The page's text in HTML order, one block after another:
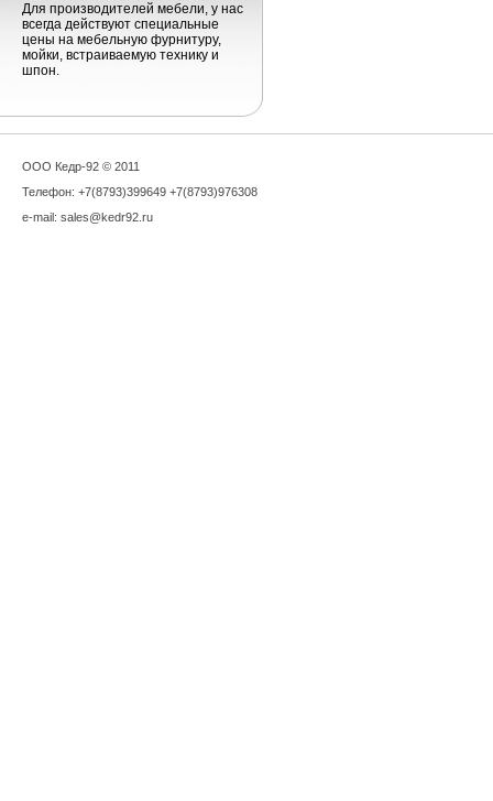
Для производителей мебели, у нас
всегда действуют специальные
цены на мебельную фурнитуру,
мойки, встраиваемую технику и
шпон.
OOO Кедр-92 © 2011
Телефон: +7(8793)399649 +7(8793)976308
e-mail: sales@kedr92.ru